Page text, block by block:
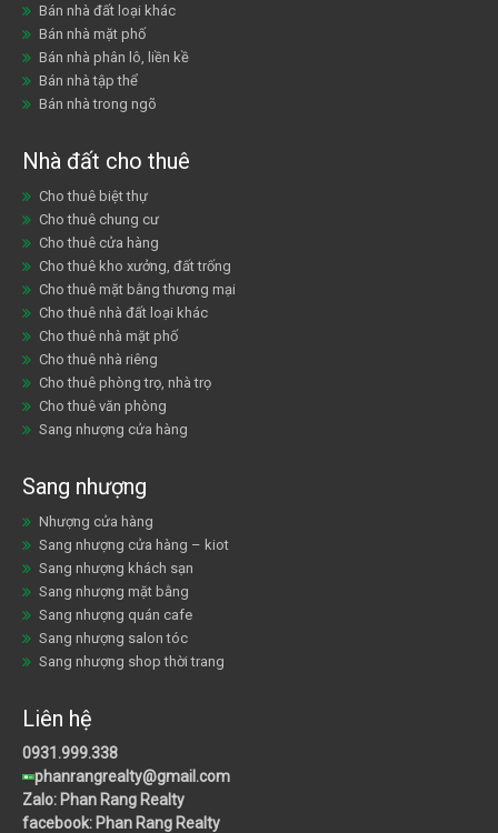
Bán nhà đất loại khác
Bán nhà mặt phố
Bán nhà phân lô, liền kề
Bán nhà tập thể
Bán nhà trong ngõ
Nhà đất cho thuê
Cho thuê biệt thự
Cho thuê chung cư
Cho thuê cửa hàng
Cho thuê kho xưởng, đất trống
Cho thuê mặt bằng thương mại
Cho thuê nhà đất loại khác
Cho thuê nhà mặt phố
Cho thuê nhà riêng
Cho thuê phòng trọ, nhà trọ
Cho thuê văn phòng
Sang nhượng cửa hàng
Sang nhượng
Nhượng cửa hàng
Sang nhượng cửa hàng – kiot
Sang nhượng khách sạn
Sang nhượng mặt bằng
Sang nhượng quán cafe
Sang nhượng salon tóc
Sang nhượng shop thời trang
Liên hệ
0931.999.338
phanrangrealty@gmail.com
Zalo: Phan Rang Realty
facebook: Phan Rang Realty